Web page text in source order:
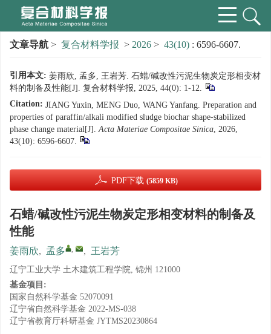
文章导航 > 复合材料学报 > 2026 > 43(10) : 6596-6607.
引用本文: 姜雨欣, 孟多, 王岩芳. 石蜡/碱改性污泥生物炭定形相变材
料的制备及性能[J]. 复合材料学报, 2025, 44(0): 1-12.
Citation: JIANG Yuxin, MENG Duo, WANG Yanfang. Preparation and
properties of paraffin/alkali modified sludge biochar shape-stabilized
phase change material[J].Acta Materiae Compositae Sinica, 2026,
43(10): 6596-6607.
PDF下载 (5859 KB)
石蜡/碱改性污泥生物炭定形相变材料的制备及
性能
姜雨欣, 孟多 , , 王岩芳
辽宁工业大学 土木建筑工程学院, 锦州 121000
基金项目:
国家自然科学基金 52070091
辽宁省自然科学基金 2022-MS-038
辽宁省教育厅科研基金 JYTMS20230864